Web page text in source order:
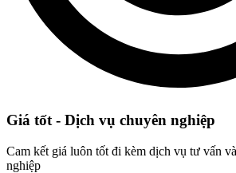
Giá tốt - Dịch vụ chuyên nghiệp
Cam kết giá luôn tốt đi kèm dịch vụ tư vấn
nghiệp